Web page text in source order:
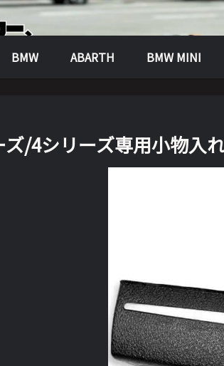
BMW ABARTH BMW MINI
ズ/4シリーズ専用小物入